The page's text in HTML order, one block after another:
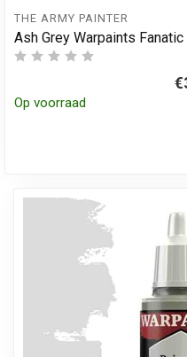
THE ARMY PAINTER
Ash Grey Warpaints
Op voorraad